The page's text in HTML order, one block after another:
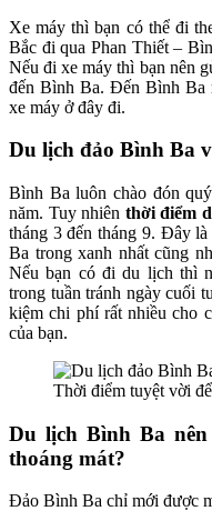
Xe máy thì bạn có thể đi
Bắc đi qua Phan Thiết –
Nếu đi xe máy thì bạn nên
đến Bình Ba. Đến Bình Ba
xe máy ở đây đi.
Du lịch đảo Bình Ba
Bình Ba luôn chào đón
năm. Tuy nhiên thời điểm
tháng 3 đến tháng 9. Đây
Ba trong xanh nhất cũng
Nếu bạn có đi du lịch thì
trong tuần tránh ngày cuối
kiệm chi phí rất nhiều cho
của bạn.
Thời điểm tuyệt vời
Du lịch Bình Ba
thoáng mát?
Đảo Bình Ba chỉ mới được